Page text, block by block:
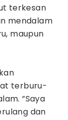
terkesan
mendalam
maupun
terburu-
”Saya
dan